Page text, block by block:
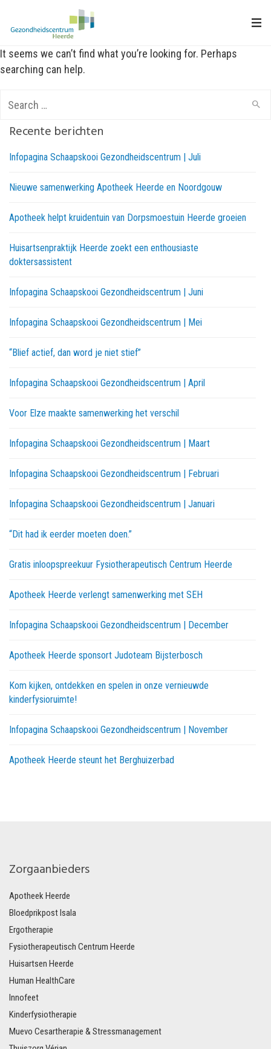
It seems we can’t find what you’re looking for. Perhaps
searching can help.
for:
Recente berichten
Infopagina Schaapskooi Gezondheidscentrum | Juli
Nieuwe samenwerking Apotheek Heerde en Noordgouw
Apotheek helpt kruidentuin van Dorpsmoestuin Heerde groeien
Huisartsenpraktijk Heerde zoekt een enthousiaste
doktersassistent
Infopagina Schaapskooi Gezondheidscentrum | Juni
Infopagina Schaapskooi Gezondheidscentrum | Mei
“Blief actief, dan word je niet stief”
Infopagina Schaapskooi Gezondheidscentrum | April
Voor Elze maakte samenwerking het verschil
Infopagina Schaapskooi Gezondheidscentrum | Maart
Infopagina Schaapskooi Gezondheidscentrum | Februari
Infopagina Schaapskooi Gezondheidscentrum | Januari
“Dit had ik eerder moeten doen.”
Gratis inloopspreekuur Fysiotherapeutisch Centrum Heerde
Apotheek Heerde verlengt samenwerking met SEH
Infopagina Schaapskooi Gezondheidscentrum | December
Apotheek Heerde sponsort Judoteam Bijsterbosch
Kom kijken, ontdekken en spelen in onze vernieuwde
kinderfysioruimte!
Infopagina Schaapskooi Gezondheidscentrum | November
Apotheek Heerde steunt het Berghuizerbad
Zorgaanbieders
Apotheek Heerde
Bloedprikpost Isala
Ergotherapie
Fysiotherapeutisch Centrum Heerde
Huisartsen Heerde
Human HealthCare
Innofeet
Kinderfysiotherapie
Muevo Cesartherapie & Stressmanagement